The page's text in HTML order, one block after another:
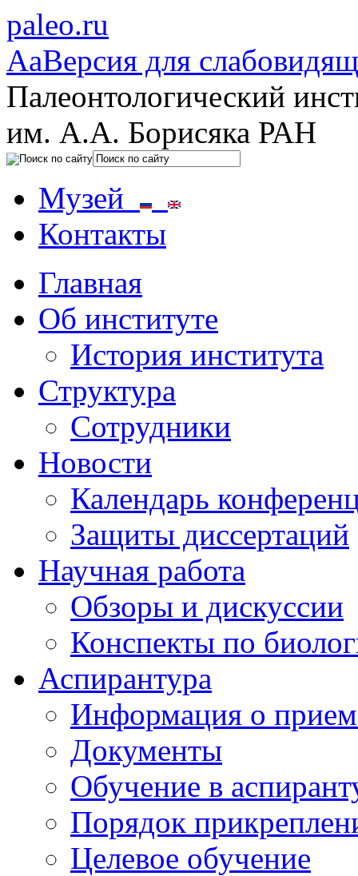
paleo.ru
AaВерсия для
Палеонтологический
им. А.А. Борисяка РАН
Музей
Контакты
Главная
Об институте
История института
Структура
Сотрудники
Новости
Календарь
Защиты диссертаций
Научная работа
Обзоры и дискуссии
Конспекты по
Аспирантура
Информация о
Документы
Обучение в
Порядок
Целевое обучение